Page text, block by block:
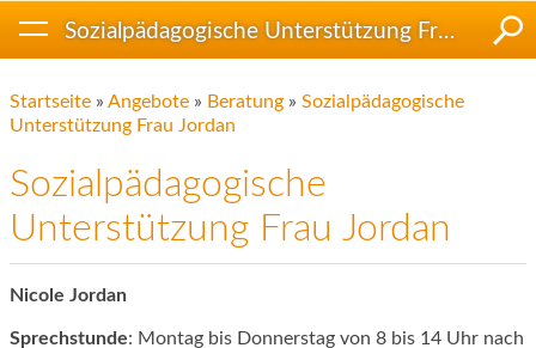
Sozialpädagogische Unterstützung Frau Jordan
Startseite » Angebote » Beratung » Sozialpädagogische
Unterstützung Frau Jordan
Sozialpädagogische
Unterstützung Frau Jordan
Nicole Jordan
Sprechstunde: Montag bis Donnerstag von 8 bis 14 Uhr nach